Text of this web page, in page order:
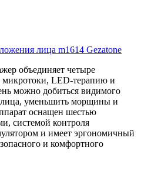
лица m1614 Gezatone
объединяет четыре
LED-терапию и
можно добиться видимого
лица, уменьшить морщины и
оснащен шестью
системой контроля
и имеет эргономичный
и комфортного